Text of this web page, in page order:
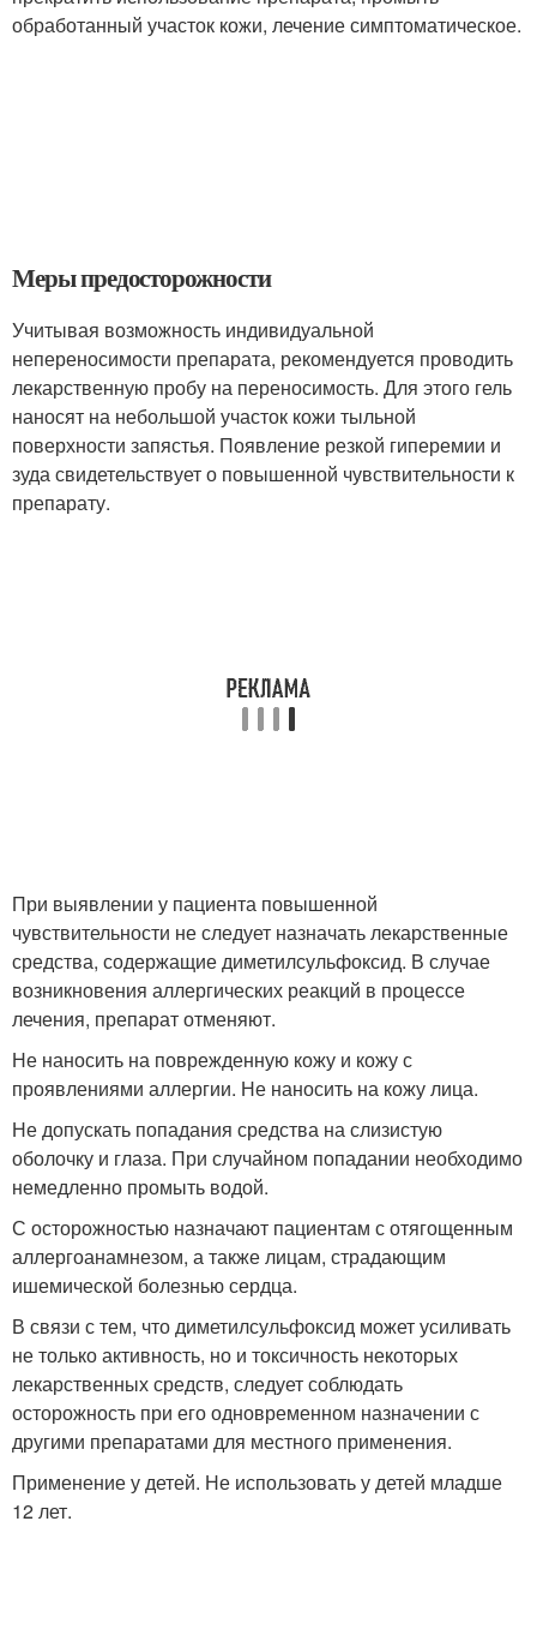
обработанный участок кожи, лечение симптоматическое.
Меры предосторожности
Учитывая возможность индивидуальной
непереносимости препарата, рекомендуется проводить
лекарственную пробу на переносимость. Для этого гель
наносят на небольшой участок кожи тыльной
поверхности запястья. Появление резкой гиперемии и
зуда свидетельствует о повышенной чувствительности к
препарату.
При выявлении у пациента повышенной
чувствительности не следует назначать лекарственные
средства, содержащие диметилсульфоксид. В случае
возникновения аллергических реакций в процессе
лечения, препарат отменяют.
Не наносить на поврежденную кожу и кожу с
проявлениями аллергии. Не наносить на кожу лица.
Не допускать попадания средства на слизистую
оболочку и глаза. При случайном попадании необходимо
немедленно промыть водой.
С осторожностью назначают пациентам с отягощенным
аллергоанамнезом, а также лицам, страдающим
ишемической болезнью сердца.
В связи с тем, что диметилсульфоксид может усиливать
не только активность, но и токсичность некоторых
лекарственных средств, следует соблюдать
осторожность при его одновременном назначении с
другими препаратами для местного применения.
Применение у детей. Не использовать у детей младше
12 лет.